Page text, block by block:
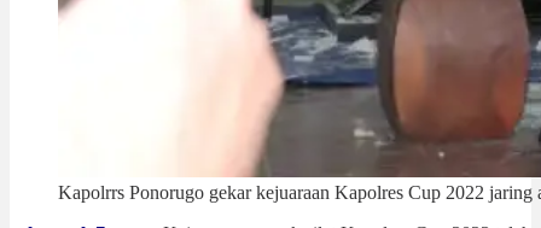
Kapolrrs Ponorugo gekar kejuaraan Kapolres Cup 2022 jaring